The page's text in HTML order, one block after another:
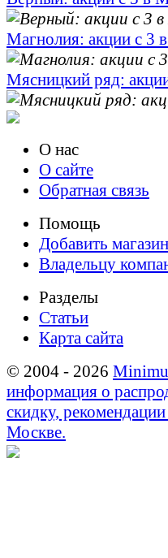
Магнолия: акции с 3
Мясницкий ряд:
О нас
О сайте
Обратная связь
Помощь
Добавить магазин
Владельцу
Разделы
Статьи
Карта сайта
© 2004 - 2026
информация о
скидку,
Москве.